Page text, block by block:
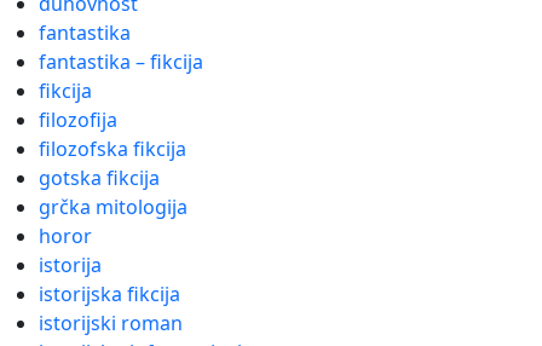
fantastika
fantastika – fikcija
fikcija
filozofija
filozofska fikcija
gotska fikcija
grčka mitologija
horor
istorija
istorijska fikcija
istorijski roman